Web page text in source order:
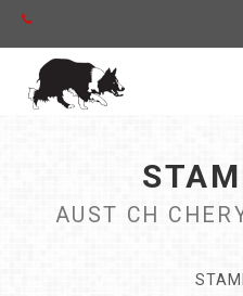
AUST CH